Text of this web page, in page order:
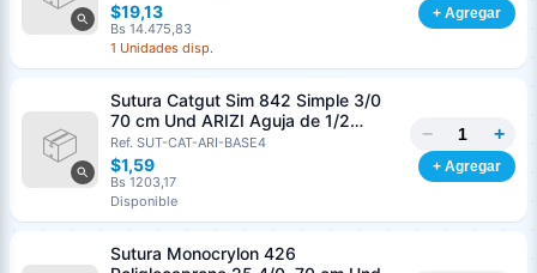
$19,13
Bs 14.475,83
1 Unidades disp.
+ Agregar
Sutura Catgut Sim 842 Simple 3/0
70 cm Und ARIZI Aguja de 1/2
Circulo Punta Conica 36 mm
Ref. SUT-CAT-ARI-BASE4
$1,59
Bs 1203,17
Disponible
− +
+ Agregar
Sutura Monocrylon 426